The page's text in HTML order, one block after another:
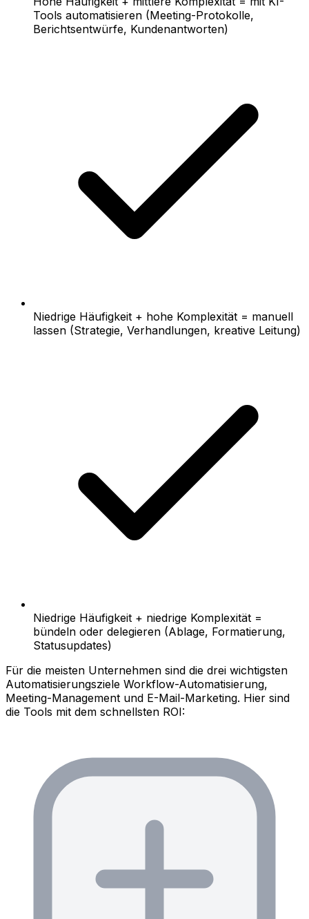
Tools automatisieren (Meeting-Protokolle,
Berichtsentwürfe, Kundenantworten)
Niedrige Häufigkeit + hohe Komplexität = manuell
lassen (Strategie, Verhandlungen, kreative Leitung)
Niedrige Häufigkeit + niedrige Komplexität =
bündeln oder delegieren (Ablage, Formatierung,
Statusupdates)
Für die meisten Unternehmen sind die drei wichtigsten
Automatisierungsziele Workflow-Automatisierung,
Meeting-Management und E-Mail-Marketing. Hier sind
die Tools mit dem schnellsten ROI: